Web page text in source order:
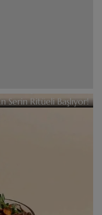
Serin Ritüeli Başlıyor!